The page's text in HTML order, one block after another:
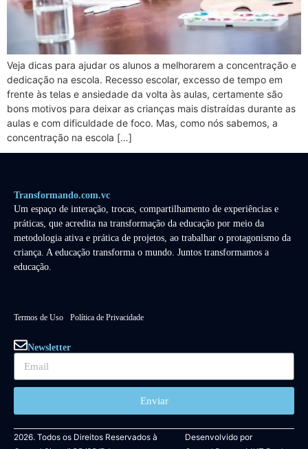
Veja dicas para ajudar os alunos a melhorarem a concentração e
dedicação na escola. Recesso escolar, excesso de tempo em
frente às telas e ansiedade da volta às aulas, certamente são
bons motivos para deixar as crianças mais distraídas durante as
aulas e com dificuldade de foco. Mas, como nós sabemos, a
concentração na escola […]
Transformando.com.vc
Um espaço de interação, trocas, compartilhamento de experiências e
práticas, que acredita na transformação da educação por meio da
metodologia ativa e prática de projetos, ao trabalhar o protagonismo da
criança. A educação transforma o mundo. Juntos transformamos a
educação.
Termos de Uso Política de Privacidade
Newsletter
Enviar
2026. Todos os Direitos Reservados à
Desenvolvido por